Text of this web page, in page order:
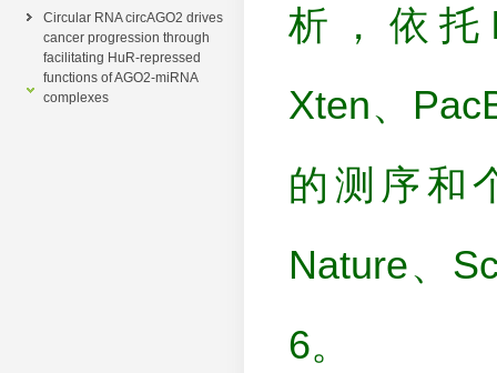
Circular RNA circAGO2 drives
cancer progression through
facilitating HuR-repressed
functions of AGO2-miRNA
complexes
析，依托
Xten、
的测序和
Nature、
6。